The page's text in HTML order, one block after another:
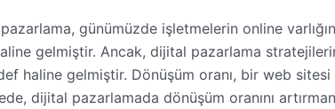
günümüzde işletmelerin online
gelmiştir. Ancak, dijital pazarlama
haline gelmiştir. Dönüşüm oranı, bir web sitesi
dijital pazarlamada dönüşüm oranını